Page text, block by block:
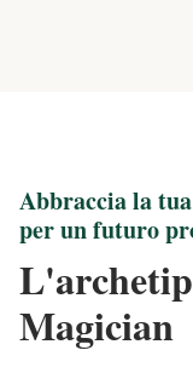
Abbraccia la
per un futuro
Magician